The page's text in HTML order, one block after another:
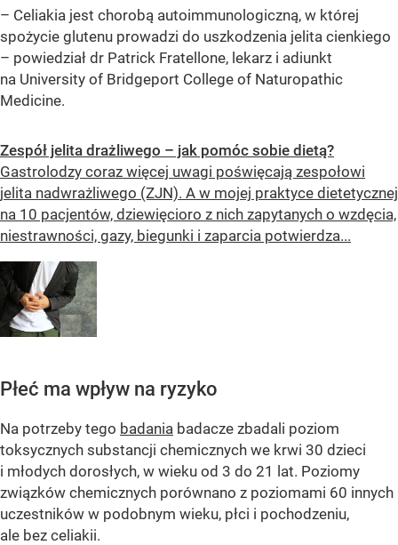
– Celiakia jest chorobą autoimmunologiczną, w której
spożycie glutenu prowadzi do uszkodzenia jelita cienkiego
– powiedział dr Patrick Fratellone, lekarz i adiunkt
na University of Bridgeport College of Naturopathic
Medicine.
Zespół jelita drażliwego – jak pomóc sobie dietą?
Gastrolodzy coraz więcej uwagi poświęcają zespołowi
jelita nadwrażliwego (ZJN). A w mojej praktyce dietetycznej
na 10 pacjentów, dziewięcioro z nich zapytanych o wzdęcia,
niestrawności, gazy, biegunki i zaparcia potwierdza...
Płeć ma wpływ na ryzyko
Na potrzeby tego badania badacze zbadali poziom
toksycznych substancji chemicznych we krwi 30 dzieci
i młodych dorosłych, w wieku od 3 do 21 lat. Poziomy
związków chemicznych porównano z poziomami 60 innych
uczestników w podobnym wieku, płci i pochodzeniu,
ale bez celiakii.